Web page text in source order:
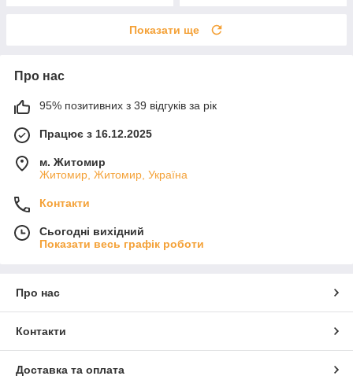
Показати ще
Про нас
95% позитивних з 39 відгуків за рік
Працює з 16.12.2025
м. Житомир
Житомир, Житомир, Україна
Контакти
Сьогодні вихідний
Показати весь графік роботи
Про нас
Контакти
Доставка та оплата